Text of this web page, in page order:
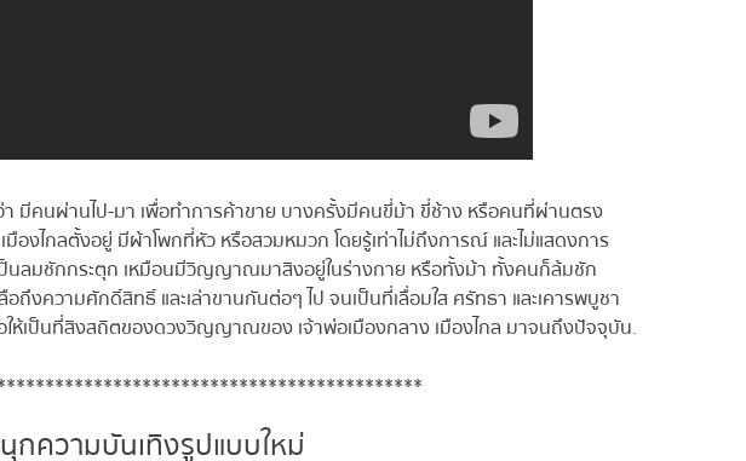
มีคนผ่านไป-มา เพื่อทำการค้าขาย บางครั้งมีคนขี่ม้า ขี่ช้าง หรือคนที่ผ่านตรง
องไกลตั้งอยู่ มีผ้าโพกที่หัว หรือสวมหมวก โดยรู้เท่าไม่ถึงการณ์ และไม่แสดงการ
ป็นลมชักกระตุก เหมือนมีวิญญาณมาสิงอยู่ในร่างกาย หรือทั้งม้า ทั้งคนก็ล้มชัก
ถึงความศักดิ์สิทธิ์ และเล่าขานกันต่อๆ ไป จนเป็นที่เลื่อมใส ศรัทธา และเคารพบูชา
ให้เป็นที่สิงสถิตของดวงวิญญาณของ เจ้าพ่อเมืองกลาง เมืองไกล มาจนถึงปัจจุบัน.
กความบันเทิงรูปแบบใหม่